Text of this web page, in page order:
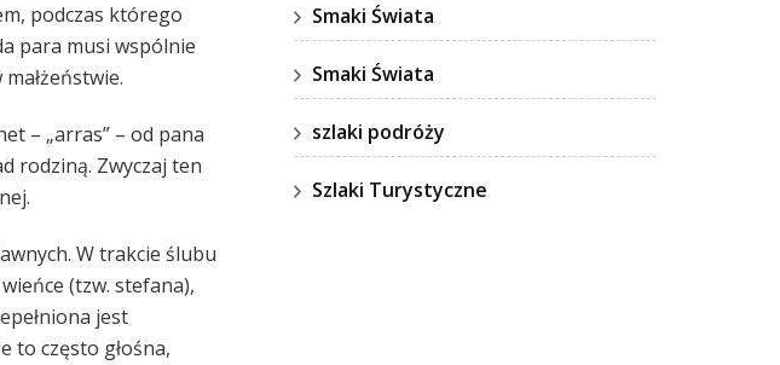
podczas którego
para musi wspólnie
– „arras” – od pana
rodziną. Zwyczaj ten
W trakcie ślubu
(tzw. stefana),
jest
to często głośna,
Smaki Świata
Smaki Świata
szlaki podróży
Szlaki Turystyczne